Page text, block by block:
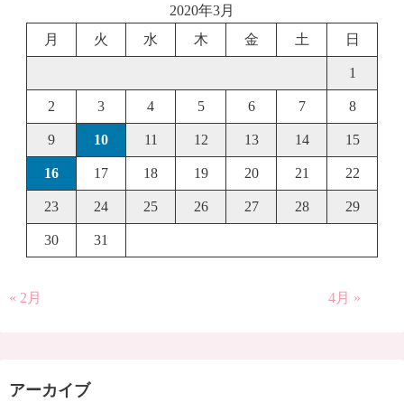
2020年3月
月
火 水 木 金 土 日
1
2 3 4 5 6 7 8
9 10 11 12 13 14 15
16 17 18 19 20 21 22
23 24 25 26 27 28 29
30 31
« 2月 4月 »
アーカイブ